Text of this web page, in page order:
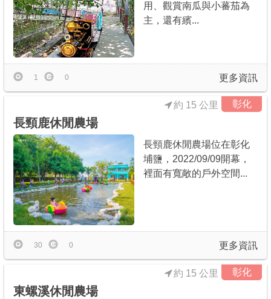
用、觀賞南瓜與小蕃茄為
主，還有繽...
更多資訊
1 0
彰化
約 15 公里
長頸鹿休閒農場
長頸鹿休閒農場位在彰化
埔鹽，2022/09/09開幕，
裡面有寬敞的戶外空間...
更多資訊
30 0
彰化
約 15 公里
東螺溪休閒農場